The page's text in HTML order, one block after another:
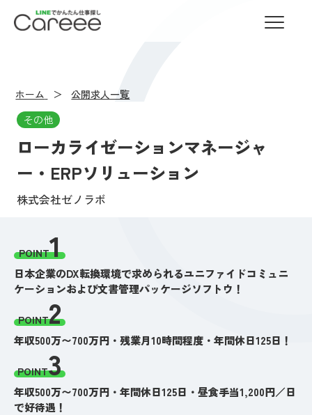
LINEでかんたん仕事探し Careee
ホーム
公開求人一覧
その他
ローカライゼーションマネージャ
ー・ERPソリューション
株式会社ゼノラボ
POINT1
日本企業のDX転換環境で求められるユニファイドコミュニ
ケーションおよび文書管理パッケージソフトウ！
POINT2
年収500万〜700万円・残業月10時間程度・年間休日125日！
POINT3
年収500万〜700万円・年間休日125日・昼食手当1,200円／日
で好待遇！